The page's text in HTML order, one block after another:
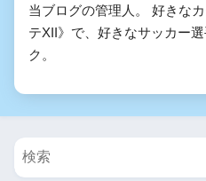
当ブログの管理人。 好きな
テXII》で、好きなサッカー
ク。